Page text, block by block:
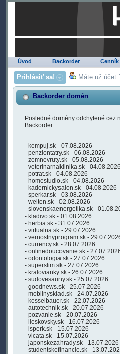
Úvod Backorder Cenník
Prihlásiť sa! Máte už účet
Backorder domén
Posledné domény odchytené cez
Backorder :
- kempuj.sk - 07.08.2026
- penziontatry.sk - 06.08.2026
- zemnevruty.sk - 05.08.2026
- veterinarnaklinika.sk - 04.08.2026
- potrat.sk - 04.08.2026
- homestudio.sk - 04.08.2026
- kadernickysalon.sk - 04.08.2026
- sperkar.sk - 03.08.2026
- welten.sk - 02.08.2026
- slovenskaenergetika.sk -
- kladivo.sk - 01.08.2026
- herbia.sk - 31.07.2026
- virtualna.sk - 29.07.2026
- vernostnyprogram.sk -
- currency.sk - 28.07.2026
- onlinedoucovanie.sk -
- odontologia.sk - 27.07.2026
- superslim.sk - 27.07.2026
- kralovianky.sk - 26.07.2026
- sudovesauny.sk - 25.07.2026
- goodnews.sk - 25.07.2026
- mobilnysklad.sk - 24.07.2026
- kesselbauer.sk - 22.07.2026
- autotechnik.sk - 20.07.2026
- pozvanie.sk - 20.07.2026
- lieskovsky.sk - 16.07.2026
- isperk.sk - 15.07.2026
- vlcata.sk - 15.07.2026
- japonskezahrady.sk - 13.07.2026
- studentskefinancie.sk -